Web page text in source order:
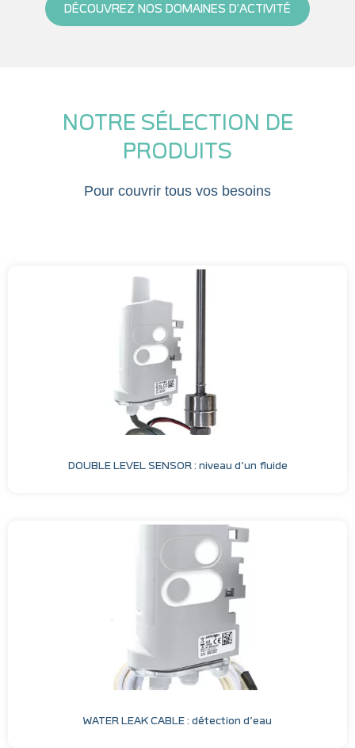
DÉCOUVREZ NOS DOMAINES D'ACTIVITÉ
NOTRE SÉLECTION DE
PRODUITS
Pour couvrir tous vos besoins
DOUBLE LEVEL SENSOR : niveau d’un fluide
WATER LEAK CABLE : détection d’eau